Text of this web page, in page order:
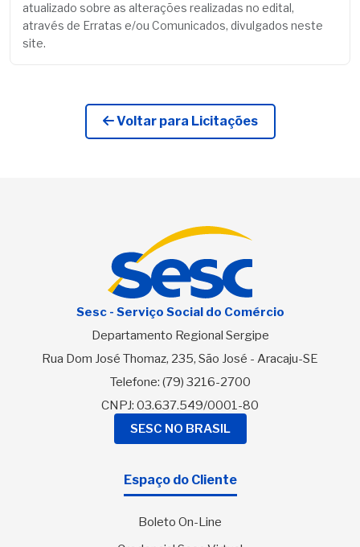
atualizado sobre as alterações realizadas no edital,
através de Erratas e/ou Comunicados, divulgados neste
site.
Voltar para Licitações
Sesc - Serviço Social do Comércio
Departamento Regional Sergipe
Rua Dom José Thomaz, 235, São José - Aracaju-SE
Telefone: (79) 3216-2700
CNPJ: 03.637.549/0001-80
SESC NO BRASIL
Espaço do Cliente
Boleto On-Line